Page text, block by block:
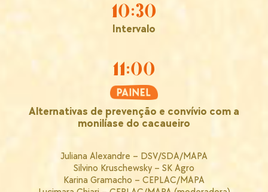
10:30
Intervalo
11:00
Alternativas de prevenção e convívio com a
monilíase do cacaueiro
Juliana Alexandre – DSV/SDA/MAPA
Silvino Kruschewsky – SK Agro
Karina Gramacho – CEPLAC/MAPA